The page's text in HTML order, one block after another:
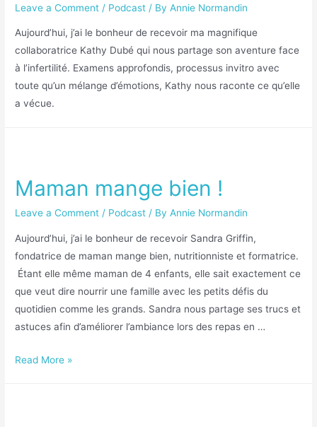
Leave a Comment / Podcast / ByAnnie Normandin
Aujourd’hui, j’ai le bonheur de recevoir ma magnifique
collaboratrice Kathy Dubé qui nous partage son aventure face
à l’infertilité. Examens approfondis, processus invitro avec
toute qu’un mélange d’émotions, Kathy nous raconte ce qu’elle
a vécue.
Maman mange bien !
Leave a Comment / Podcast / ByAnnie Normandin
Aujourd’hui, j’ai le bonheur de recevoir Sandra Griffin,
fondatrice de maman mange bien, nutritionniste et formatrice.
Étant elle même maman de 4 enfants, elle sait exactement ce
que veut dire nourrir une famille avec les petits défis du
quotidien comme les grands. Sandra nous partage ses trucs et
astuces afin d’améliorer l’ambiance lors des repas en …
Read More »